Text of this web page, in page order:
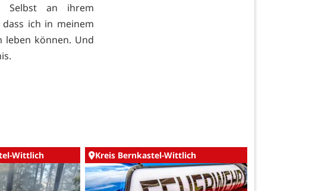
Selbst an ihrem
ich in meinem
leben können. Und
Wittlich Kreis Bernkastel-Wittlich